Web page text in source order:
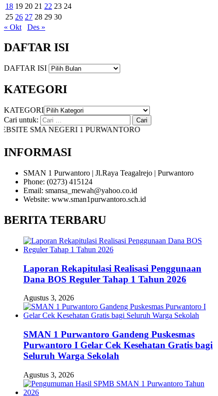
18 19 20 21 22 23 24
25 26 27 28 29 30
« Okt
Des »
DAFTAR ISI
DAFTAR ISI
KATEGORI
KATEGORI
Cari untuk:
SMA NEGERI 1 PURWANTORO
INFORMASI
SMAN 1 Purwantoro | Jl.Raya Teagalrejo | Purwantoro
Phone: (0273) 415124
Email: smansa_mewah@yahoo.co.id
Website: www.sman1purwantoro.sch.id
BERITA TERBARU
Laporan Rekapitulasi Realisasi Penggunaan
Dana BOS Reguler Tahap 1 Tahun 2026
Agustus 3, 2026
SMAN 1 Purwantoro Gandeng Puskesmas
Purwantoro I Gelar Cek Kesehatan Gratis bagi
Seluruh Warga Sekolah
Agustus 3, 2026